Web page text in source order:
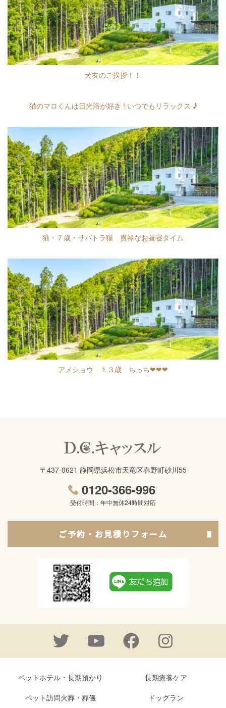
犬友のご挨拶！！
猫のマロくんは日光浴が好き ! いつでもリラックス ♪
猫・７歳・サバトラ猫 貫禄なお昼寝タイム
アメショウ １３歳 ちっち❤❤❤
〒437-0621 静岡県浜松市天竜区春野町砂川55
0120-366-996
受付時間：年中無休24時間対応
ご予約・お見積りフォーム
ペットホテル・長期預かり
長期療養ケア
ペット訪問火葬・葬儀
ドッグラン